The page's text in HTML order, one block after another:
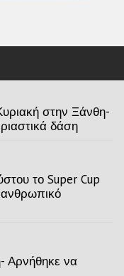
στην Ξάνθη-
δάση
το Super Cup
Αρνήθηκε να